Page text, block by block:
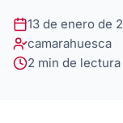
13 de enero de
camarahuesca
2 min de lectura